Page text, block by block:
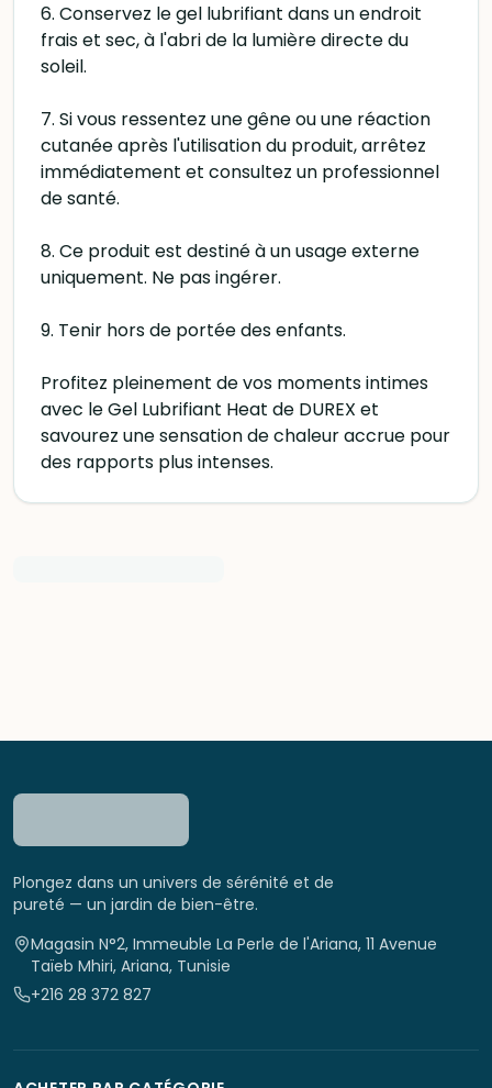
6. Conservez le gel lubrifiant dans un endroit
frais et sec, à l'abri de la lumière directe du
soleil.
7. Si vous ressentez une gêne ou une réaction
cutanée après l'utilisation du produit, arrêtez
immédiatement et consultez un professionnel
de santé.
8. Ce produit est destiné à un usage externe
uniquement. Ne pas ingérer.
9. Tenir hors de portée des enfants.
Profitez pleinement de vos moments intimes
avec le Gel Lubrifiant Heat de DUREX et
savourez une sensation de chaleur accrue pour
des rapports plus intenses.
Plongez dans un univers de sérénité et de
pureté — un jardin de bien-être.
Magasin N°2, Immeuble La Perle de l'Ariana, 11 Avenue
Taïeb Mhiri, Ariana, Tunisie
+216 28 372 827